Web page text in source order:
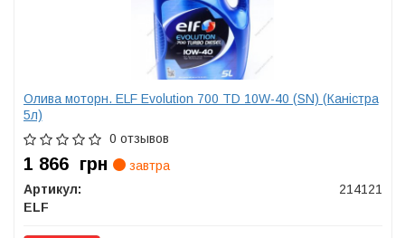
Олива моторн. ELF Evolution 700 TD 10W-40 (SN) (Каністра
5л)
0 отзывов
1 866 грн
завтра
Артикул:
214121
ELF